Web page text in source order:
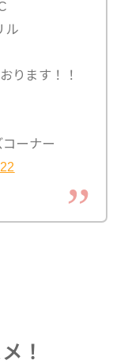
ル
ります！！
ーナー
！